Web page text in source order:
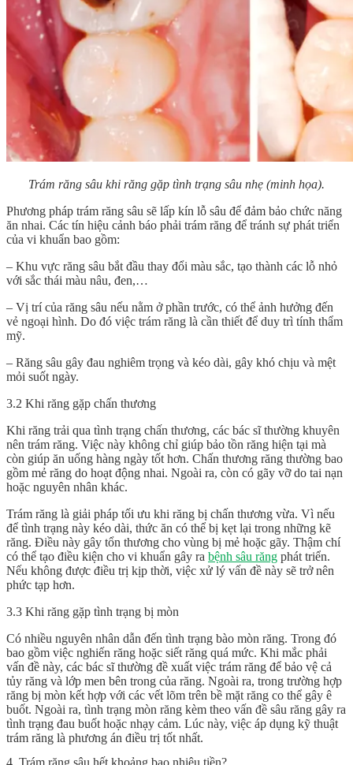
Trám răng sâu khi răng gặp tình trạng sâu nhẹ (minh họa).
Phương pháp trám răng sâu sẽ lấp kín lỗ sâu để đảm bảo chức năng
ăn nhai. Các tín hiệu cảnh báo phải trám răng để tránh sự phát triển
của vi khuẩn bao gồm:
– Khu vực răng sâu bắt đầu thay đổi màu sắc, tạo thành các lỗ nhỏ
với sắc thái màu nâu, đen,…
– Vị trí của răng sâu nếu nằm ở phần trước, có thể ảnh hưởng đến
vẻ ngoại hình. Do đó việc trám răng là cần thiết để duy trì tính thẩm
mỹ.
– Răng sâu gây đau nghiêm trọng và kéo dài, gây khó chịu và mệt
mỏi suốt ngày.
3.2 Khi răng gặp chấn thương
Khi răng trải qua tình trạng chấn thương, các bác sĩ thường khuyên
nên trám răng. Việc này không chỉ giúp bảo tồn răng hiện tại mà
còn giúp ăn uống hàng ngày tốt hơn. Chấn thương răng thường bao
gồm mẻ răng do hoạt động nhai. Ngoài ra, còn có gãy vỡ do tai nạn
hoặc nguyên nhân khác.
Trám răng là giải pháp tối ưu khi răng bị chấn thương vừa. Vì nếu
để tình trạng này kéo dài, thức ăn có thể bị kẹt lại trong những kẽ
răng. Điều này gây tổn thương cho vùng bị mẻ hoặc gãy. Thậm chí
có thể tạo điều kiện cho vi khuẩn gây ra bệnh sâu răng phát triển.
Nếu không được điều trị kịp thời, việc xử lý vấn đề này sẽ trở nên
phức tạp hơn.
3.3 Khi răng gặp tình trạng bị mòn
Có nhiều nguyên nhân dẫn đến tình trạng bào mòn răng. Trong đó
bao gồm việc nghiến răng hoặc siết răng quá mức. Khi mắc phải
vấn đề này, các bác sĩ thường đề xuất việc trám răng để bảo vệ cả
tủy răng và lớp men bên trong của răng. Ngoài ra, trong trường hợp
răng bị mòn kết hợp với các vết lõm trên bề mặt răng co thể gây ê
buốt. Ngoài ra, tình trạng mòn răng kèm theo vấn đề sâu răng gây ra
tình trạng đau buốt hoặc nhạy cảm. Lúc này, việc áp dụng kỹ thuật
trám răng là phương án điều trị tốt nhất.
4. Trám răng sâu hết khoảng bao nhiêu tiền?